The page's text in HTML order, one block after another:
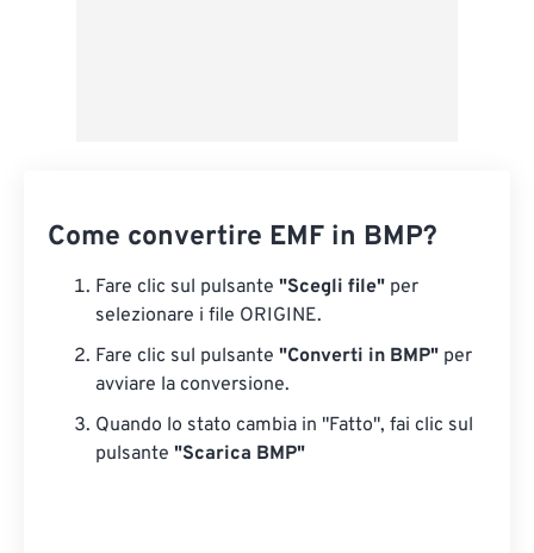
Come convertire EMF in BMP?
Fare clic sul pulsante "Scegli file" per
selezionare i file ORIGINE.
Fare clic sul pulsante "Converti in BMP" per
avviare la conversione.
Quando lo stato cambia in "Fatto", fai clic sul
pulsante "Scarica BMP"